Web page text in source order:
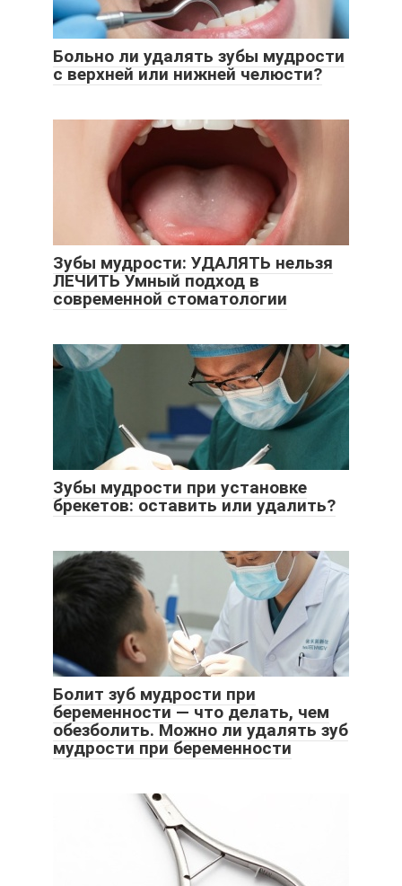
Больно ли удалять зубы мудрости
с верхней или нижней челюсти?
Зубы мудрости: УДАЛЯТЬ нельзя
ЛЕЧИТЬ Умный подход в
современной стоматологии
Зубы мудрости при установке
брекетов: оставить или удалить?
Болит зуб мудрости при
беременности — что делать, чем
обезболить. Можно ли удалять зуб
мудрости при беременности